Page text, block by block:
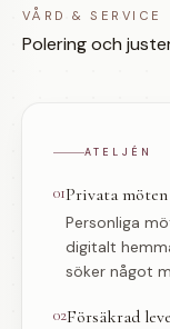
VÅRD & SERVICE
Polering och
ATELJÉN
01Privata möten
Personliga
digitalt
söker något
02Försäkrad